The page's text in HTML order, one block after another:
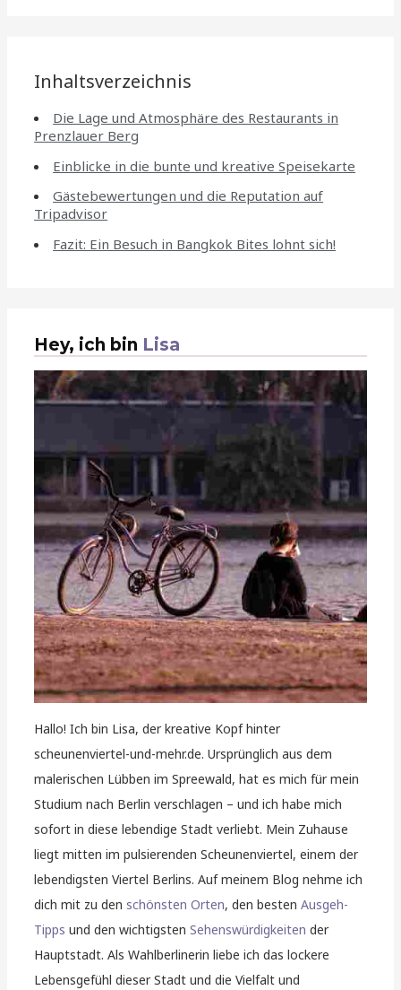
Inhaltsverzeichnis
Die Lage und Atmosphäre des Restaurants in
Prenzlauer Berg
Einblicke in die bunte und kreative Speisekarte
Gästebewertungen und die Reputation auf
Tripadvisor
Fazit: Ein Besuch in Bangkok Bites lohnt sich!
Hey, ich bin Lisa
Hallo! Ich bin Lisa, der kreative Kopf hinter
scheunenviertel-und-mehr.de. Ursprünglich aus dem
malerischen Lübben im Spreewald, hat es mich für mein
Studium nach Berlin verschlagen – und ich habe mich
sofort in diese lebendige Stadt verliebt. Mein Zuhause
liegt mitten im pulsierenden Scheunenviertel, einem der
lebendigsten Viertel Berlins. Auf meinem Blog nehme ich
dich mit zu denschönsten Orten, den bestenAusgeh-
Tipps und den wichtigstenSehenswürdigkeiten der
Hauptstadt. Als Wahlberlinerin liebe ich das lockere
Lebensgefühl dieser Stadt und die Vielfalt und